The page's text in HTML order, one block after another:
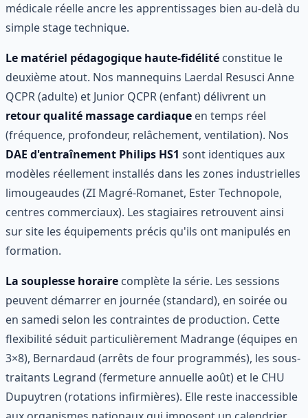
médicale réelle ancre les apprentissages bien au-delà du
simple stage technique.
Le matériel pédagogique haute-fidélité constitue le
deuxième atout. Nos mannequins Laerdal Resusci Anne
QCPR (adulte) et Junior QCPR (enfant) délivrent un
retour qualité massage cardiaque en temps réel
(fréquence, profondeur, relâchement, ventilation). Nos
DAE d'entraînement Philips HS1 sont identiques aux
modèles réellement installés dans les zones industrielles
limougeaudes (ZI Magré-Romanet, Ester Technopole,
centres commerciaux). Les stagiaires retrouvent ainsi
sur site les équipements précis qu'ils ont manipulés en
formation.
La souplesse horaire complète la série. Les sessions
peuvent démarrer en journée (standard), en soirée ou
en samedi selon les contraintes de production. Cette
flexibilité séduit particulièrement Madrange (équipes en
3×8), Bernardaud (arrêts de four programmés), les sous-
traitants Legrand (fermeture annuelle août) et le CHU
Dupuytren (rotations infirmières). Elle reste inaccessible